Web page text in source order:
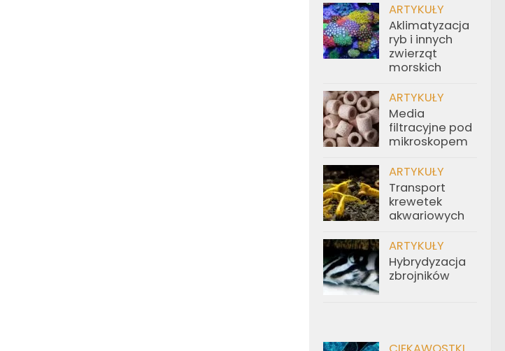
ARTYKUŁY
Aklimatyzacja
ryb i innych
zwierząt
morskich
ARTYKUŁY
Media
filtracyjne pod
mikroskopem
ARTYKUŁY
Transport
krewetek
akwariowych
ARTYKUŁY
Hybrydyzacja
zbrojników